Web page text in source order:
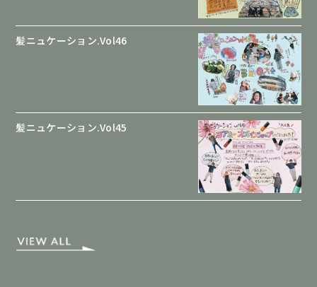
髪ニュケーション.Vol46
髪ニュケーション.Vol45